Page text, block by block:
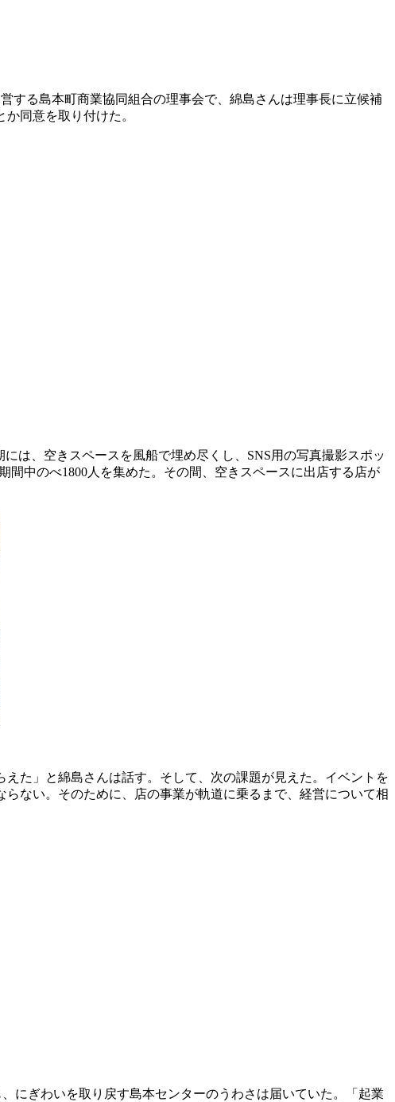
する島本町商業協同組合の理事会で、綿島さんは理事長に立候補
同意を取り付けた。
は、空きスペースを風船で埋め尽くし、SNS用の写真撮影スポッ
間中のべ1800人を集めた。その間、空きスペースに出店する店が
た」と綿島さんは話す。そして、次の課題が見えた。イベントを
ない。そのために、店の事業が軌道に乗るまで、経営について相
にぎわいを取り戻す島本センターのうわさは届いていた。「起業